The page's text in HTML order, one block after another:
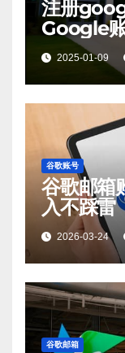
注册
Google
2025-01-09
谷歌账号
谷歌邮箱
入不踩雷
2026-03-24
谷歌邮箱